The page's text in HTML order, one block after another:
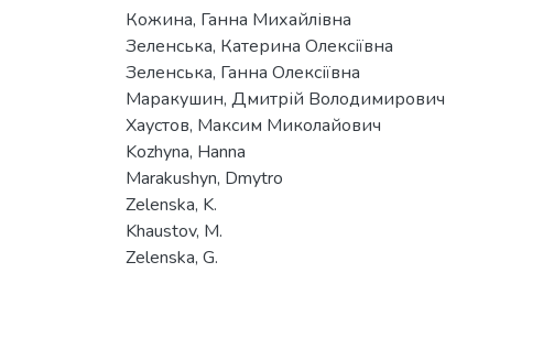
Кожина, Ганна Михайлівна
Зеленська, Катерина Олексіївна
Зеленська, Ганна Олексіївна
Маракушин, Дмитрій Володимирович
Хаустов, Максим Миколайович
Kozhyna, Hanna
Marakushyn, Dmytro
Zelenska, K.
Khaustov, M.
Zelenska, G.